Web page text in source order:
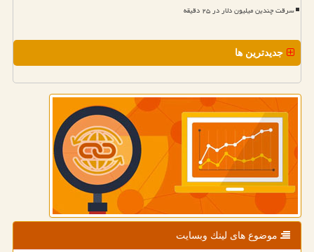
سرقت چندین میلیون دلار در ۲۵ دقیقه
جدیدترین ها
موضوع های لینك وبسایت